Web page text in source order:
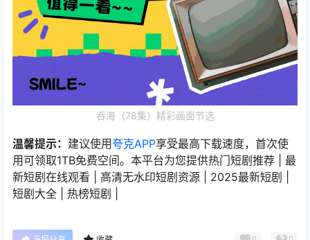
吞海（78集）精彩画面节选
温馨提示： 建议使用夸克APP享受最高下载速度，首次使
用可领取1TB免费空间。本平台为您提供热门短剧推荐 | 最
新短剧在线观看 | 高清无水印短剧资源 | 2025最新短剧 |
短剧大全 | 热榜短剧 |